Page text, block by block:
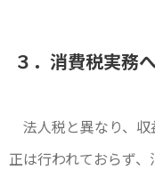
３．消費税実務
法人税と異なり、
正は行われておらず